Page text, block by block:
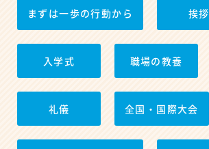
まずは一歩の行動から 挨拶
入学式 職場の教養
礼儀 全国・国際大会